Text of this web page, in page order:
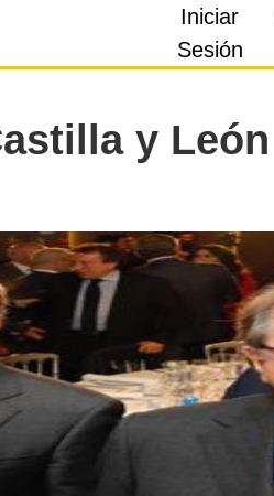
Iniciar
Sesión
y León